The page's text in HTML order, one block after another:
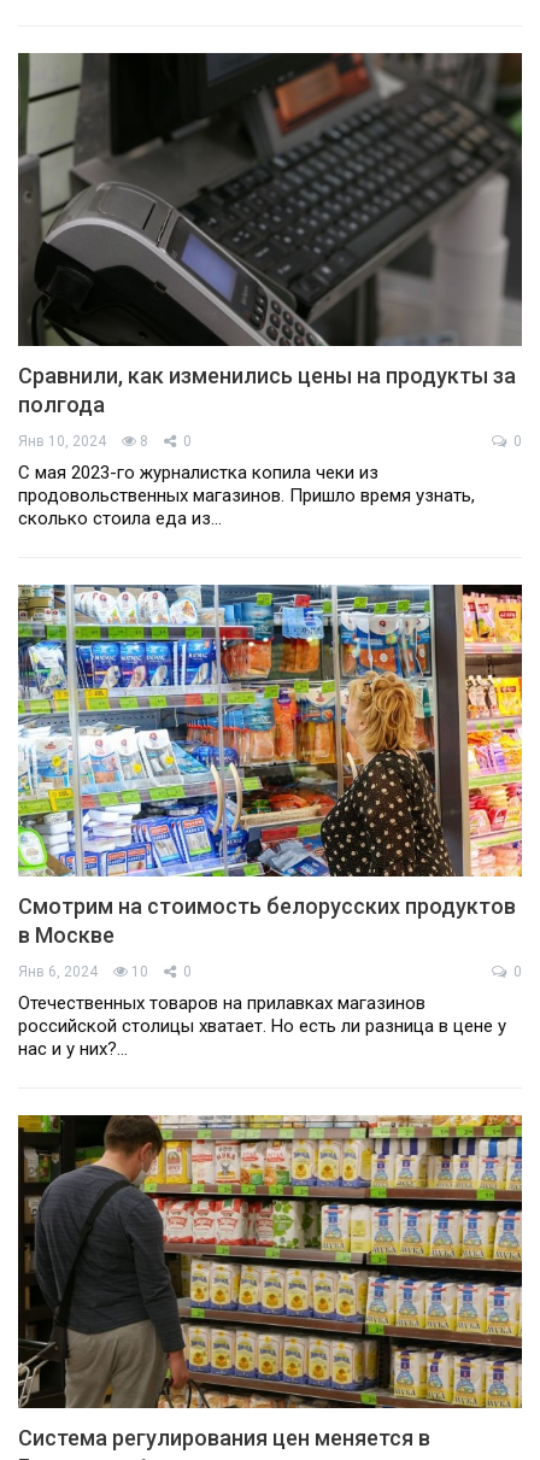
Сравнили, как изменились цены на продукты за
полгода
Янв 10, 2024 8 0 0
С мая 2023-го журналистка копила чеки из
продовольственных магазинов. Пришло время узнать,
сколько стоила еда из…
Смотрим на стоимость белорусских продуктов
в Москве
Янв 6, 2024 10 0 0
Отечественных товаров на прилавках магазинов
российской столицы хватает. Но есть ли разница в цене у
нас и у них?…
Система регулирования цен меняется в